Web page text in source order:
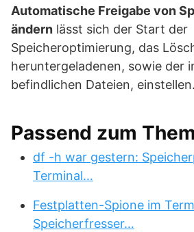
Automatische Freigabe von
ändern lässt sich der Start der
Speicheroptimierung, das
heruntergeladenen, sowie der
befindlichen Dateien, einstellen.
Passend zum
df -h war gestern:
Terminal…
Festplatten-Spione im
Speicherfresser…